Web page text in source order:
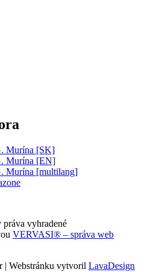
Murína [SK]
Murína [EN]
Murína [multilang]
vyhradené
VERVASI® – správa web
| Webstránku vytvoril LavaDesign